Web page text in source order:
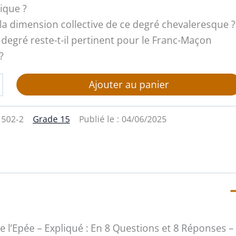
?
dimension collective de ce degré chevaleresque ?
degré reste-t-il pertinent pour le Franc-Maçon
Ajouter au panier
2 Grade 15 Publié le : 04/06/2025
– Expliqué : En 8 Questions et 8 Réponses –